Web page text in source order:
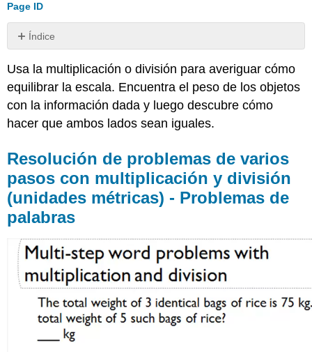
Page ID
Índice
de
problemas
varios
pasos
multiplicación
y
división
(unidades
métricas)
-
Problemas
de
Problemas
de
imagen
de
una
Usa la multiplicación o división para averiguar cómo
equilibrar la escala. Encuentra el peso de los objetos
con la información dada y luego descubre cómo
hacer que ambos lados sean iguales.
Resolución de problemas de varios
pasos con multiplicación y división
(unidades métricas) - Problemas de
palabras